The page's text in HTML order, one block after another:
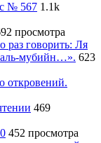
№ 567 1.1k
просмотра
раз говорить: Ля
аль-мубийн…». 623
откровений.
469
452 просмотра